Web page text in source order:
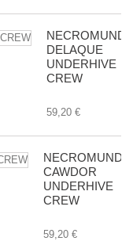
DELAQUE
UNDERHIVE
CREW
59,20 €
NECROMUNDA:
CAWDOR
UNDERHIVE
CREW
59,20 €